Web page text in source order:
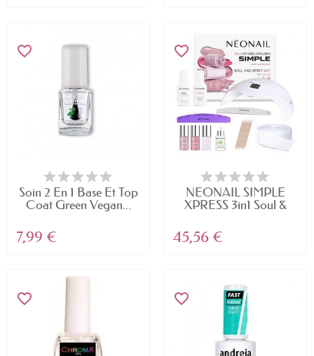
favorite_border
Soin 2 En 1 Base Et Top
Coat Green Vegan...
7,99 €
favorite_border
NEONAIL SIMPLE
XPRESS 3in1 Soul &
45,56 €
favorite_border favorite_border